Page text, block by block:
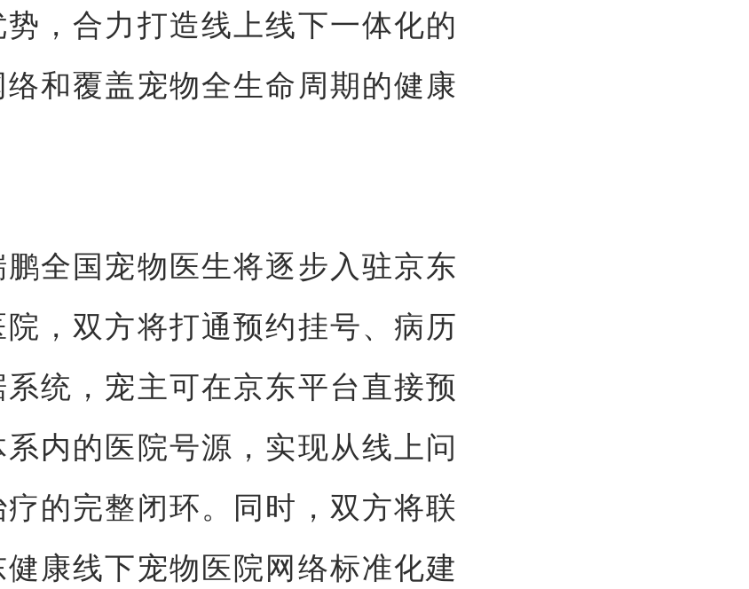
，合力打造线上线下一体化的
和覆盖宠物全生命周期的健康
全国宠物医生将逐步入驻京东
，双方将打通预约挂号、病历
统，宠主可在京东平台直接预
内的医院号源，实现从线上问
的完整闭环。同时，双方将联
康线下宠物医院网络标准化建